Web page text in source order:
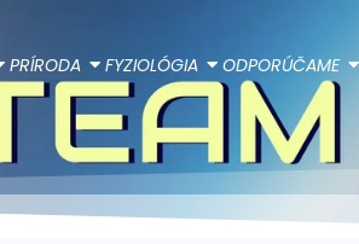
PRÍRODA FYZIOLÓGIA ODPORÚČAME